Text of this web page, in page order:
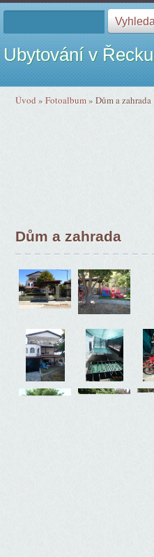
Ubytování v Řecku
Úvod »Fotoalbum»Dům a zahrada
Dům a zahrada